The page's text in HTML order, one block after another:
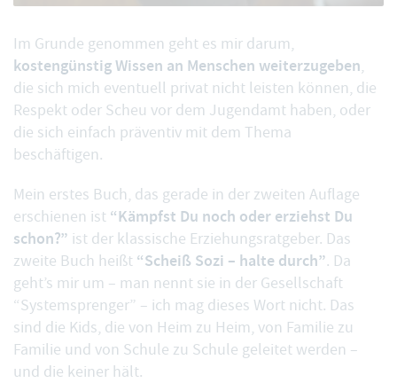
Im Grunde genommen geht es mir darum,
kostengünstig Wissen an Menschen weiterzugeben,
die sich mich eventuell privat nicht leisten können, die
Respekt oder Scheu vor dem Jugendamt haben, oder
die sich einfach präventiv mit dem Thema
beschäftigen.
Mein erstes Buch, das gerade in der zweiten Auflage
erschienen ist “Kämpfst Du noch oder erziehst Du
schon?” ist der klassische Erziehungsratgeber. Das
zweite Buch heißt “Scheiß Sozi – halte durch”. Da
geht’s mir um – man nennt sie in der Gesellschaft
“Systemsprenger” – ich mag dieses Wort nicht. Das
sind die Kids, die von Heim zu Heim, von Familie zu
Familie und von Schule zu Schule geleitet werden –
und die keiner hält.